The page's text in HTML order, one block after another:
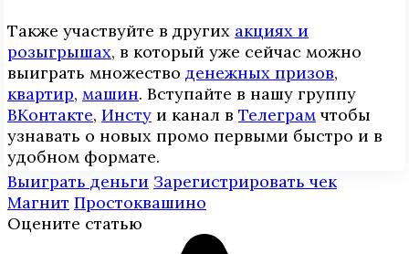
Также участвуйте в других акциях и
розыгрышах, в который уже сейчас можно
выиграть множество денежных призов,
квартир, машин. Вступайте в нашу группу
ВКонтакте, Инcтy и канал в Телеграм чтобы
узнавать о новых промо первыми быстро и в
удобном формате.
Выиграть деньги Зарегистрировать чек
Магнит Простоквашино
Оцените статью